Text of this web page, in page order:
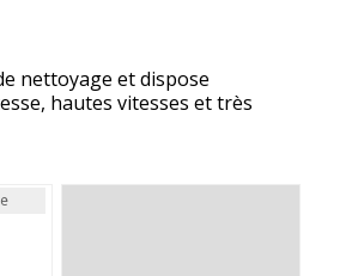
nettoyage et dispose
hautes vitesses et très